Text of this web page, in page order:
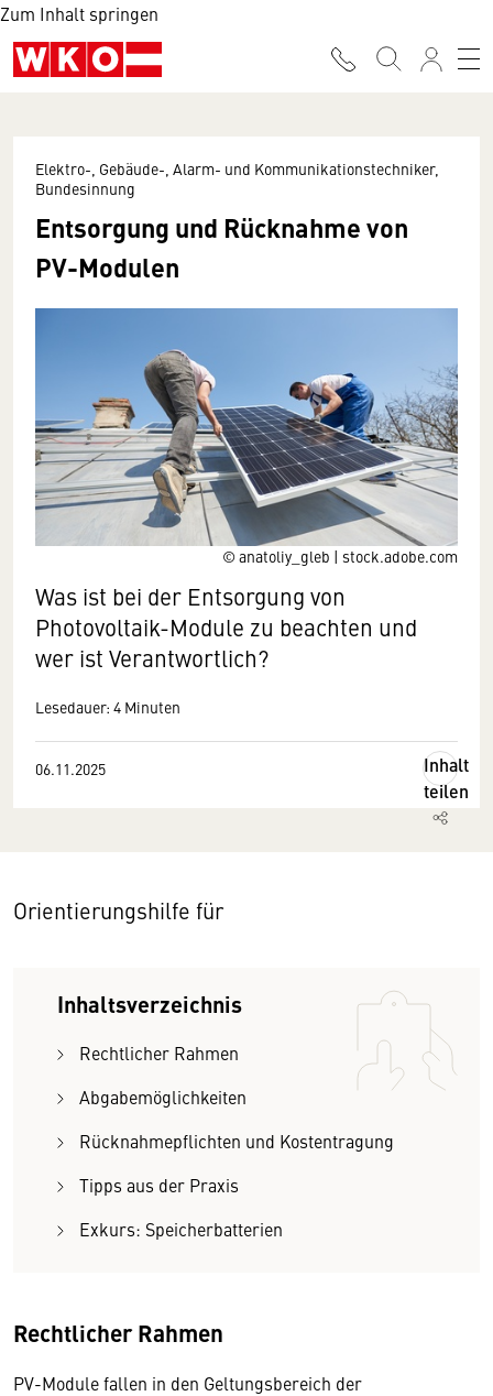
Zum Inhalt springen
© anatoliy_gleb | stock.adobe.com
Elektro-, Gebäude-, Alarm- und Kommunikationstechniker,
Bundesinnung
Entsorgung und Rücknahme von
PV-Modulen
Was ist bei der Entsorgung von
Photovoltaik-Module zu beachten und
wer ist Verantwortlich?
Lesedauer: 4 Minuten
06.11.2025
Inhalt
teilen
Orientierungshilfe für
Inhaltsverzeichnis
Rechtlicher Rahmen
Abgabemöglichkeiten
Rücknahmepflichten und Kostentragung
Tipps aus der Praxis
Exkurs: Speicherbatterien
Rechtlicher Rahmen
PV-Module fallen in den Geltungsbereich der